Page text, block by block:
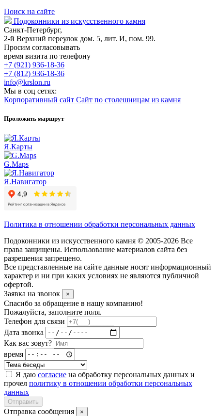
Поиск на сайте
Подоконники из искусственного камня
Санкт-Петербург,
2-й Верхний переулок дом. 5, лит. И, пом. 99.
Просим согласовывать
время визита по телефону
+7 (921) 936-18-36
+7 (812) 936-18-36
info@krslon.ru
Мы в соц сетях:
Корпоративный сайт Сайт по столешницам из камня
Проложить маршрут
Я.Карты
G.Maps
Я.Навигатор
Политика в отношении обработки персональных данных
Подоконники из искусственного камня © 2005-2026 Все
права защищены. Использование материалов сайта без
разрешения запрещено.
Все представленные на сайте данные носят информационный
характер и ни при каких условиях не являются публичной
офертой.
Заявка на звонок
×
Спасибо за обращение в нашу компанию!
Пожалуйста, заполните поля.
Телефон для связи
Дата звонка
Как вас зовут?
время
Я даю согласие на обработку персональных данных и
прочел политику в отношении обработки персональных
данных
Отправить
Отправка сообщения ×